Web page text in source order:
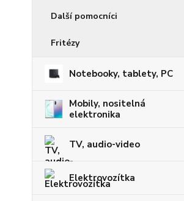
Další pomocníci
Fritézy
Notebooky, tablety, PC
Mobily, nositelná
elektronika
TV, audio-video
Elektrovozítka